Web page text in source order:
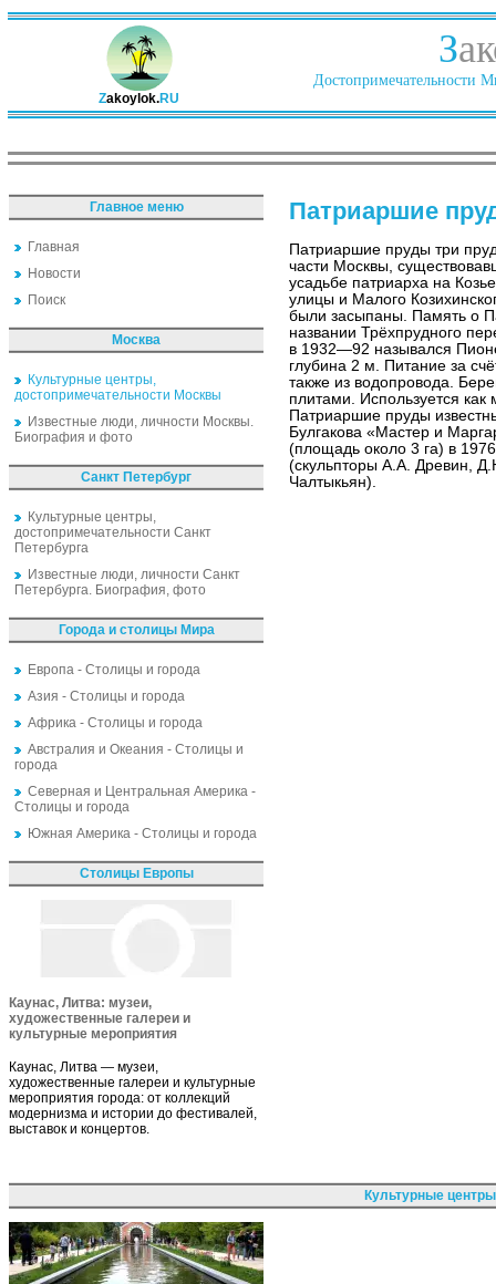
Zakoylok.RU
З
Достопримечательности
Главное меню
Главная
Новости
Поиск
Москва
Культурные центры,
достопримечательности Москвы
Известные люди, личности Москвы.
Биография и фото
Санкт Петербург
Культурные центры,
достопримечательности Санкт
Петербурга
Известные люди, личности Санкт
Петербурга. Биография, фото
Города и столицы Мира
Европа - Столицы и города
Азия - Столицы и города
Африка - Столицы и города
Австралия и Океания - Столицы и
города
Северная и Центральная Америка -
Столицы и города
Южная Америка - Столицы и города
Столицы Европы
Каунас, Литва: музеи,
художественные галереи и
культурные мероприятия
Каунас, Литва — музеи,
художественные галереи и культурные
мероприятия города: от коллекций
модернизма и истории до фестивалей,
выставок и концертов.
Патриаршие
Патриаршие пруды три
части Москвы,
усадьбе патриарха на
улицы и Малого
были засыпаны. Память о
названии Трёхпрудного
в 1932—92 назывался
глубина 2 м. Питание за
также из водопровода.
плитами. Используется
Патриаршие пруды
Булгакова «Мастер и
(площадь около 3 га) в
(скульпторы А.А. Древин,
Чалтыкьян).
Культурные